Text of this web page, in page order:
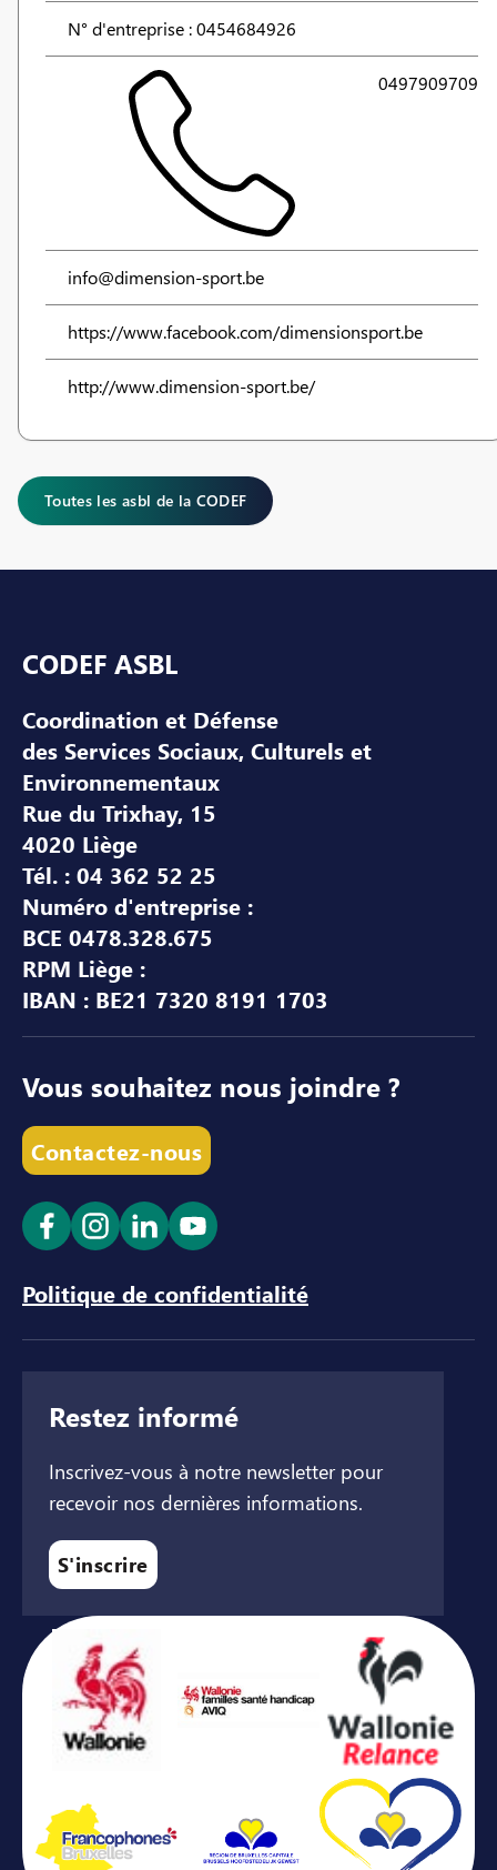
N° d'entreprise : 0454684926
0497909709
info@dimension-sport.be
https://www.facebook.com/dimensionsport.be
http://www.dimension-sport.be/
Toutes les asbl de la CODEF
CODEF ASBL
Coordination et Défense
des Services Sociaux, Culturels et
Environnementaux
Rue du Trixhay, 15
4020 Liège
Tél. : 04 362 52 25
Numéro d'entreprise :
BCE 0478.328.675
RPM Liège :
IBAN : BE21 7320 8191 1703
Vous souhaitez nous joindre ?
Contactez-nous
Ouvrir le lien dans un nouvel onglet
Ouvrir le lien dans un nouvel onglet
Ouvrir le lien dans un nouvel
Ouvrir le lien dans un
Politique de confidentialité
Restez informé
Inscrivez-vous à notre newsletter pour
recevoir nos dernières informations.
S'inscrire
Avec le soutien de ...